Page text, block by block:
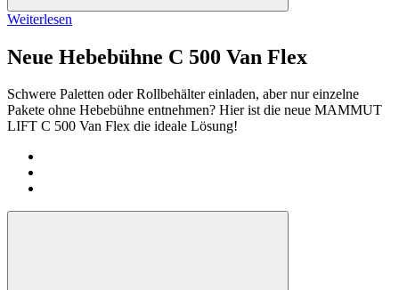
Weiterlesen
Neue Hebebühne C 500 Van Flex
Schwere Paletten oder Rollbehälter einladen, aber nur einzelne
Pakete ohne Hebebühne entnehmen? Hier ist die neue MAMMUT
LIFT C 500 Van Flex die ideale Lösung!